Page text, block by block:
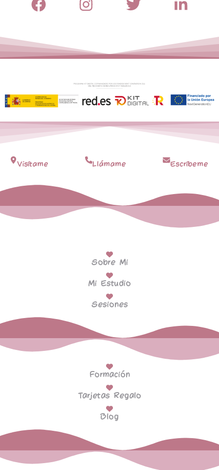
Visítame Llámame Escríbeme
Sobre Mi
Mi Estudio
Sesiones
Formación
Tarjetas Regalo
Blog